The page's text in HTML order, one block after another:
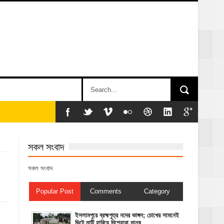
সকল সংবাদ
সকল সংবাদ
Popular Post Comments Category
ইসলামপুরে ব্রহ্মপুত্র নদের ভাঙ্গন; চোখের সামনেই